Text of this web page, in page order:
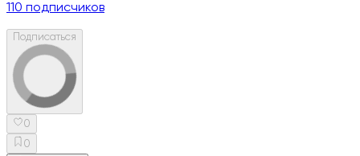
110 подписчиков
Подписаться
0
0